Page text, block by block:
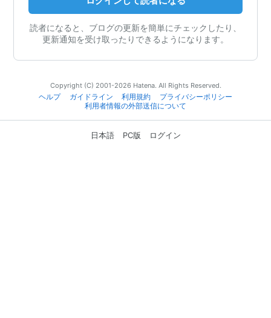
読者になると、ブログの更新を簡単にチェックしたり、
更新通知を受け取ったりできるようになります。
Copyright (C) 2001-2026 Hatena. All Rights Reserved.
ヘルプ
ガイドライン 利用規約
プライバシーポリシー
利用者情報の外部送信について
日本語 PC版 ログイン